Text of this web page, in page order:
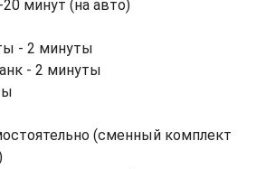
минут (на авто)
- 2 минуты
- 2 минуты
(сменный комплект